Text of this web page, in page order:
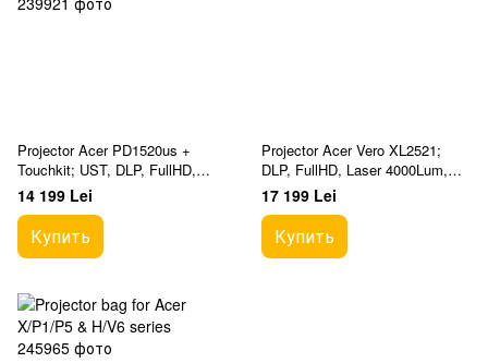
Projector Acer PD1520us +
Touchkit; UST, DLP, FullHD,
LED 500Lum, AutoFocus,
Smart, Wi-Fi, BT, 3W, B
14 199 Lei
Купить
Projector Acer Vero XL2521;
DLP, FullHD, Laser 4000Lum,
1.1x Zoom, White
17 199 Lei
Купить